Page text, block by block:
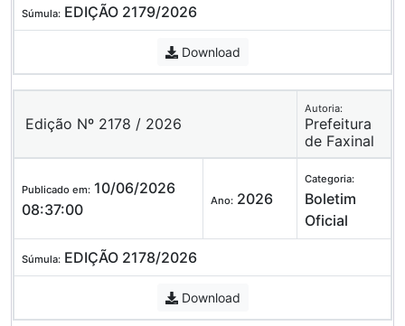
Súmula: EDIÇÃO 2179/2026
Download
Edição Nº 2178 / 2026
Autoria:
Prefeitura
de Faxinal
Publicado em: 10/06/2026
08:37:00
Ano: 2026
Categoria:
Boletim
Oficial
Súmula: EDIÇÃO 2178/2026
Download